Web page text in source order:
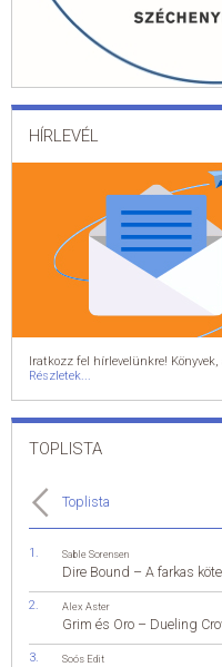
HÍRLEVÉL
Iratkozz fel hírlevelünkre!
Részletek...
TOPLISTA
Toplista
Sable Sorensen
Dire Bound – A farkas
Alex Aster
Grim és Oro – Dueling
Soós Edit